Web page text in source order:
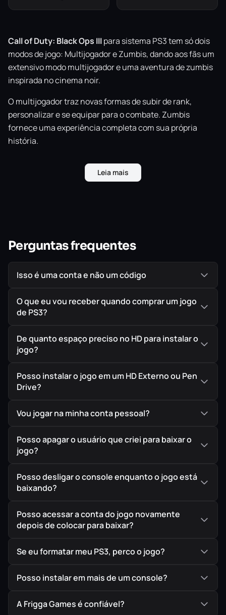
Call of Duty: Black Ops IIIpara sistema PS3 tem só dois
modos de jogo: Multijogador e Zumbis, dando aos fãs um
extensivo modo multijogador e uma aventura de zumbis
inspirada no cinema noir.
O multijogador traz novas formas de subir de rank,
personalizar e se equipar para o combate. Zumbis
fornece uma experiência completa com sua própria
história.
Black Ops III para sistema PS3 inclui uma cópia do Call of
Leia mais
Perguntas frequentes
Isso é uma conta e não um código
O que eu vou receber quando comprar um jogo
de PS3?
De quanto espaço preciso no HD para instalar o
jogo?
Posso instalar o jogo em um HD Externo ou Pen
Drive?
Vou jogar na minha conta pessoal?
Posso apagar o usuário que criei para baixar o
jogo?
Posso desligar o console enquanto o jogo está
baixando?
Posso acessar a conta do jogo novamente
depois de colocar para baixar?
Se eu formatar meu PS3, perco o jogo?
Posso instalar em mais de um console?
A Frigga Games é confiável?